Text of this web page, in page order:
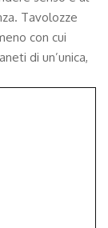
Tavolozze
con cui
di un’unica,